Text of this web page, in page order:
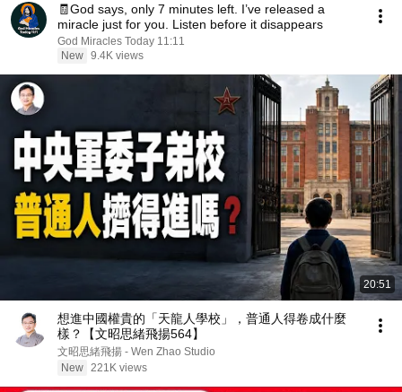
🧾God says, only 7 minutes left. I’ve released a
miracle just for you. Listen before it disappears
God Miracles Today 11:11
New 9.4K views
20:51
想進中國權貴的「天龍人學校」，普通人得卷成什麼
樣？【文昭思緒飛揚564】
文昭思緒飛揚 - Wen Zhao Studio
New 221K views